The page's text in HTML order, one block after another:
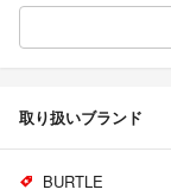
取り扱いブランド
BURTLE